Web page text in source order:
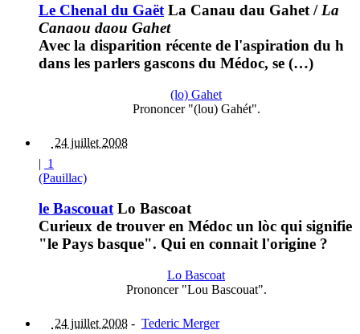
Le Chenal du Gaët La Canau dau Gahet / La
Canaou daou Gahet
Avec la disparition récente de l'aspiration du h
dans les parlers gascons du Médoc, se (…)
(lo) Gahet
Prononcer "(lou) Gahét".
24 juillet 2008
| 1
(Pauillac)
le BascouatLo Bascoat
Curieux de trouver en Médoc un lòc qui signifie
"le Pays basque". Qui en connait l'origine ?
Lo Bascoat
Prononcer "Lou Bascouat".
24 juillet 2008 - Tederic Merger